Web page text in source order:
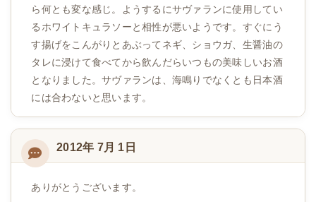
ら何とも変な感じ。ようするにサヴァランに使用してい
るホワイトキュラソーと相性が悪いようです。すぐにう
す揚げをこんがりとあぶってネギ、ショウガ、生醤油の
タレに浸けて食べてから飲んだらいつもの美味しいお酒
となりました。サヴァランは、海鳴りでなくとも日本酒
には合わないと思います。
2012年 7月 1日
ありがとうございます。